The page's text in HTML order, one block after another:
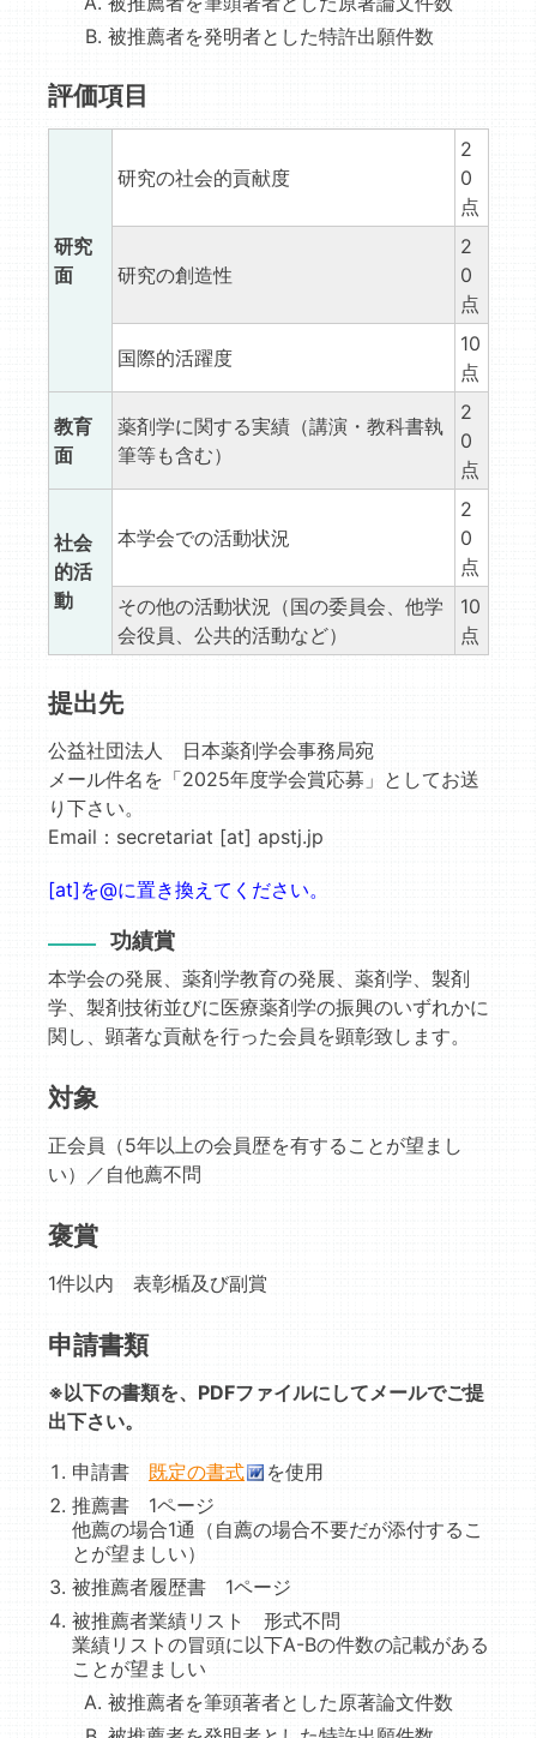
被推薦者を発明者とした特許出願件数
評価項目
研究
面
研究の社会的貢献度
2
0
点
研究の創造性
2
0
点
国際的活躍度
10
点
教育
面
薬剤学に関する実績（講演・教科書執
筆等も含む）
2
0
点
社会
的活
動
本学会での活動状況
2
0
点
その他の活動状況（国の委員会、他学
会役員、公共的活動など）
10
点
提出先
公益社団法人 日本薬剤学会事務局宛
メール件名を「2025年度学会賞応募」としてお送
り下さい。
Email：secretariat [at] apstj.jp
[at]を@に置き換えてください。
功績賞
本学会の発展、薬剤学教育の発展、薬剤学、製剤
学、製剤技術並びに医療薬剤学の振興のいずれかに
関し、顕著な貢献を行った会員を顕彰致します。
対象
正会員（5年以上の会員歴を有することが望まし
い）／自他薦不問
褒賞
1件以内 表彰楯及び副賞
申請書類
※以下の書類を、PDFファイルにしてメールでご提
出下さい。
申請書 既定の書式
を使用
推薦書 1ページ
他薦の場合1通（自薦の場合不要だが添付するこ
とが望ましい）
被推薦者履歴書 1ページ
被推薦者業績リスト 形式不問
業績リストの冒頭に以下A-Bの件数の記載がある
ことが望ましい
被推薦者を筆頭著者とした原著論文件数